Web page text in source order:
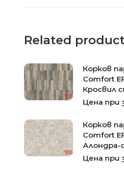
Related
Корков
Comfort
Кросвил
Цена при
Корков
Comfort
Алондра-
Цена при